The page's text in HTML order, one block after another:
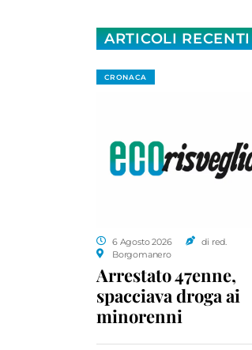
ARTICOLI RECENTI
CRONACA
6 Agosto 2026
di red.
Borgomanero
Arrestato 47enne,
spacciava droga ai
minorenni